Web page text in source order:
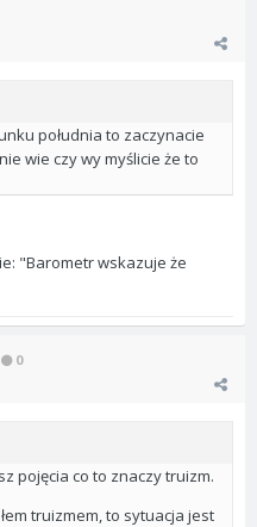
południa to zaczynacie
wie czy wy myślicie że to
"Barometr wskazuje że
0
pojęcia co to znaczy truizm.
truizmem, to sytuacja jest